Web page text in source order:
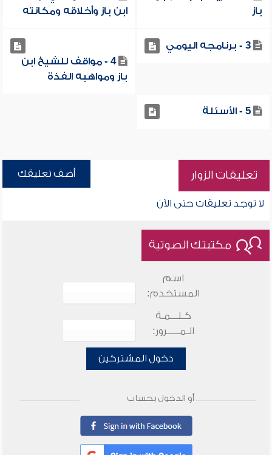
باز
ابن باز وأخلاقه ومكانته
3 - برنامجه اليومي
4 - مواقف للشيخ ابن
باز ومواهبه الفذة
5 - الأسئلة
تعليقات الزوار أضف تعليقك
لا توجد تعليقات حتى الآن
مكتبتك الصوتية
اسم
المستخدم:
كـلـــمـة
الـمـــــرور:
دخول المشتركين
أو الدخول بحساب